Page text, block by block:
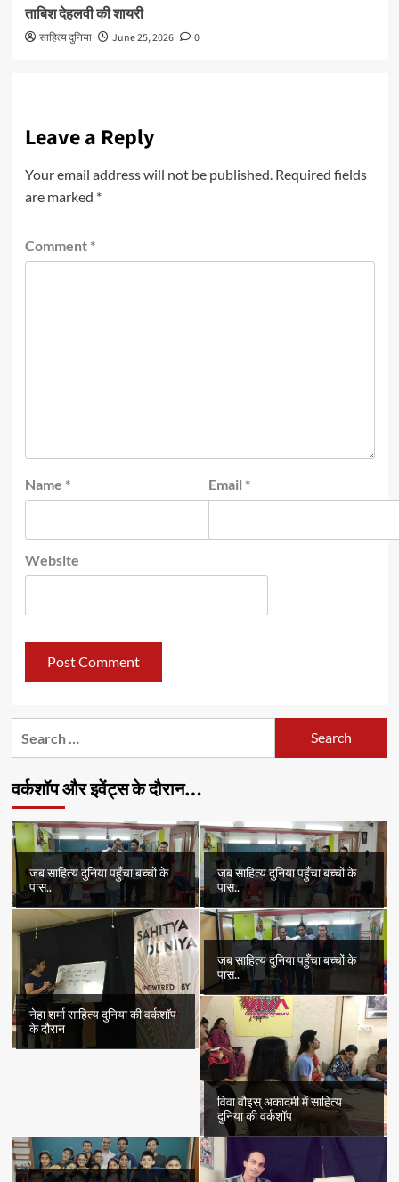
ताबिश देहलवी की शायरी
साहित्य दुनिया June 25, 2026 0
Leave a Reply
Your email address will not be published. Required fields
are marked *
Comment *
Name * Email *
Website
वर्कशॉप और इवेंट्स के दौरान…
जब साहित्य दुनिया पहुँचा बच्चों के
पास..
जब साहित्य दुनिया पहुँचा बच्चों के
पास..
नेहा शर्मा साहित्य दुनिया की वर्कशॉप
के दौरान
जब साहित्य दुनिया पहुँचा बच्चों के
पास..
विवा वौइस् अकादमी में साहित्य
दुनिया की वर्कशॉप